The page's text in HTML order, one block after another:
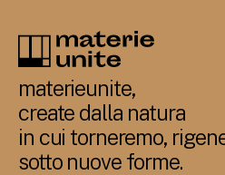
materieunite,
create dalla natura
in cui torneremo,
sotto nuove forme.